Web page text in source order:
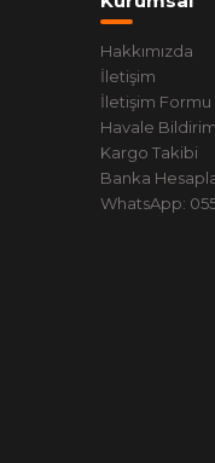
Hakkımızda
İletişim
İletişim Formu
Havale
Kargo Takibi
Banka
WhatsApp: